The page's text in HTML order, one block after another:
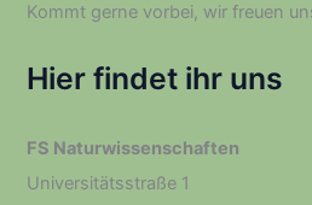
Kommt gerne vorbei, wir freuen
Hier findet ihr uns
FS Naturwissenschaften
Universitätsstraße 1